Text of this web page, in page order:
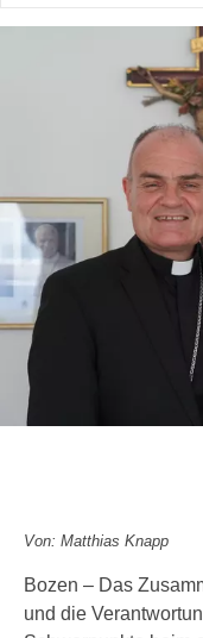
Von: Matthias Knapp
Bozen – Das
und die